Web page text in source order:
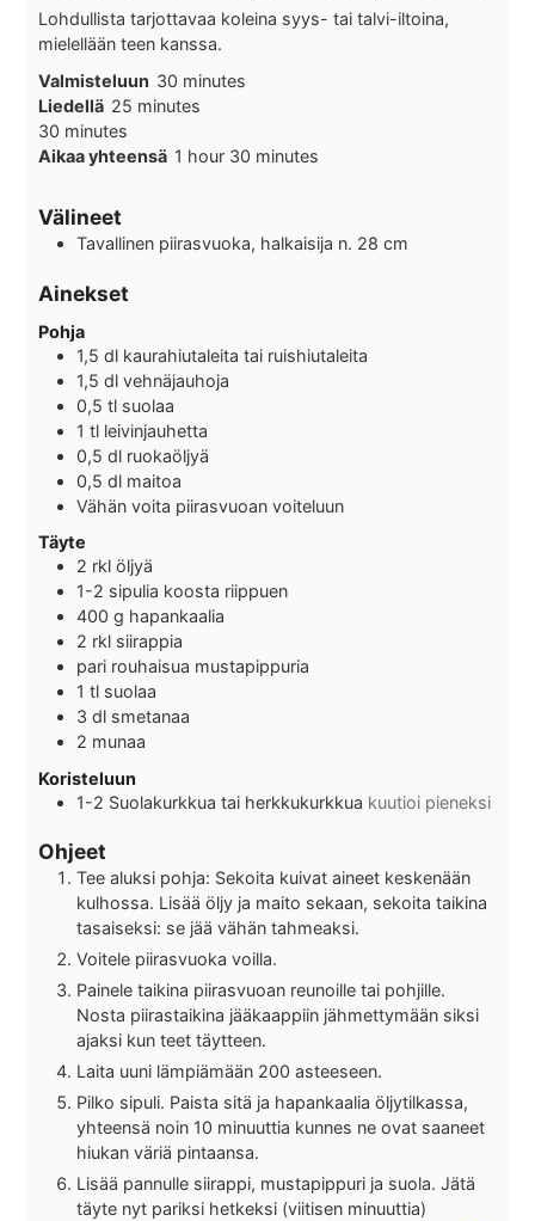
Lohdullista tarjottavaa koleina syys- tai talvi-iltoina,
mielellään teen kanssa.
Valmisteluun 30 minutes
minutes
Liedellä 25 minutes
minutes
30 minutes
minutes
Aikaa yhteensä 1 hour
hour 30 minutes
minutes
Välineet
Tavallinen piirasvuoka, halkaisija n. 28 cm
Ainekset
Pohja
1,5 dl kaurahiutaleita tai ruishiutaleita
1,5 dl vehnäjauhoja
0,5 tl suolaa
1 tl leivinjauhetta
0,5 dl ruokaöljyä
0,5 dl maitoa
Vähän voita piirasvuoan voiteluun
Täyte
2 rkl öljyä
1-2 sipulia koosta riippuen
400 g hapankaalia
2 rkl siirappia
pari rouhaisua mustapippuria
1 tl suolaa
3 dl smetanaa
2 munaa
Koristeluun
1-2 Suolakurkkua tai herkkukurkkua kuutioi pieneksi
Ohjeet
Tee aluksi pohja: Sekoita kuivat aineet keskenään
kulhossa. Lisää öljy ja maito sekaan, sekoita taikina
tasaiseksi: se jää vähän tahmeaksi.
Voitele piirasvuoka voilla.
Painele taikina piirasvuoan reunoille tai pohjille.
Nosta piirastaikina jääkaappiin jähmettymään siksi
ajaksi kun teet täytteen.
Laita uuni lämpiämään 200 asteeseen.
Pilko sipuli. Paista sitä ja hapankaalia öljytilkassa,
yhteensä noin 10 minuuttia kunnes ne ovat saaneet
hiukan väriä pintaansa.
Lisää pannulle siirappi, mustapippuri ja suola. Jätä
täyte nyt pariksi hetkeksi (viitisen minuuttia)